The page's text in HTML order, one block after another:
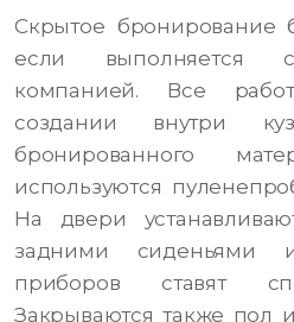
Скрытое бронирование
если выполняется
компанией. Все
создании внутри
бронированного
используются
На двери
задними сиденьями
приборов ставят
Закрываются также пол